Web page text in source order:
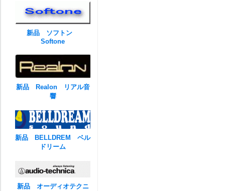
新品 ソフトン
Softone
新品 Realon リアル音
響
新品 BELLDREM ベル
ドリーム
新品 オーディオテクニ